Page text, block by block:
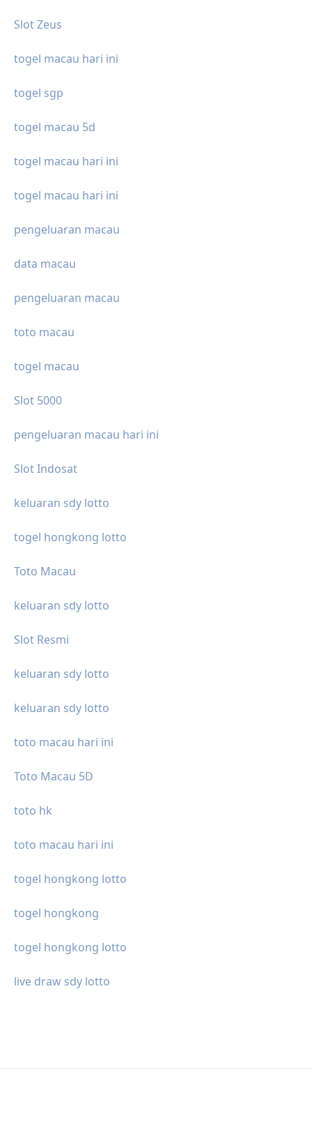
Slot Zeus
togel macau hari ini
togel sgp
togel macau 5d
togel macau hari ini
togel macau hari ini
pengeluaran macau
data macau
pengeluaran macau
toto macau
togel macau
Slot 5000
pengeluaran macau hari ini
Slot Indosat
keluaran sdy lotto
togel hongkong lotto
Toto Macau
keluaran sdy lotto
Slot Resmi
keluaran sdy lotto
keluaran sdy lotto
toto macau hari ini
Toto Macau 5D
toto hk
toto macau hari ini
togel hongkong lotto
togel hongkong
togel hongkong lotto
live draw sdy lotto